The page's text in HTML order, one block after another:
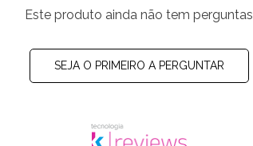
Este produto ainda não tem perguntas
SEJA O PRIMEIRO A PERGUNTAR